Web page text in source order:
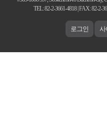
TEL: 82-2-3661-4818 | FAX: 82-2-
로그인 사